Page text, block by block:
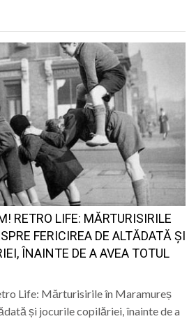
RETRO LIFE: MĂRTURISIRILE
FERICIREA DE ALTĂDATĂ ȘI
ÎNAINTE DE A AVEA TOTUL
Life: Mărturisirile în Maramureș
și jocurile copilăriei, înainte de a